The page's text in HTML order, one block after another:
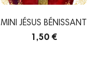
MINI JÉSUS BÉNISSANT
1,50 €